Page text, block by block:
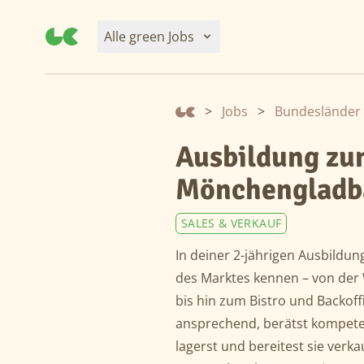
Alle green Jobs
> Jobs > Bundesländer
Ausbildung
SALES & VERKAUF
In deiner 2-jährigen
des Marktes kennen – von
bis hin zum Bistro und
ansprechend, berätst
lagerst und bereitest sie